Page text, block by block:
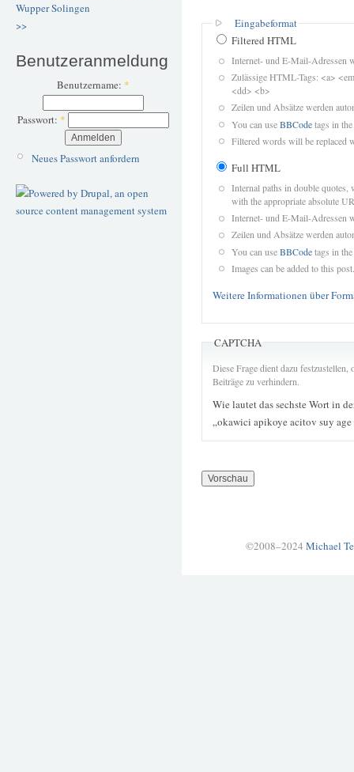
WupperSolingen
>>
Benutzeranmeldung
Benutzername: *
Passwort: *
Neues Passwort anfordern
Eingabeformat
Filtered HTML
Internet- und E-Mail-Adressen
Zulässige HTML-Tags: <a>
<dd> <b>
Zeilen und Absätze werden
You can useBBCodetags in
Filtered words will be replaced
Full HTML
Internal paths in double quotes,
with the appropriate absolute
Internet- und E-Mail-Adressen
Zeilen und Absätze werden
You can useBBCodetags in
Images can be added to this post.
Weitere Informationen über
CAPTCHA
Diese Frage dient dazu
Beiträge zu verhindern.
Wie lautet das sechste Wort in
„okawici apikoye acitov suy
©2008–2024 Michael